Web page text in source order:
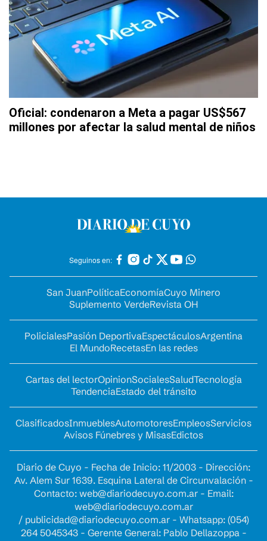
Oficial: condenaron a Meta a pagar US$567
millones por afectar la salud mental de niños
Seguinos en:
San JuanPolíticaEconomíaCuyo Minero
Suplemento VerdeRevista OH
PolicialesPasión DeportivaEspectáculosArgentina
El MundoRecetasEn las redes
Cartas del lectorOpinionSocialesSaludTecnología
TendenciaEstado del tránsito
ClasificadosInmueblesAutomotoresEmpleosServicios
Avisos Fúnebres y MisasEdictos
Diario de Cuyo - Fecha de Inicio: 11/2003 - Dirección:
Av. Alem Sur 1639. Esquina Lateral de Circunvalación -
Contacto: web@diariodecuyo.com.ar- Email:
web@diariodecuyo.com.ar
/ publicidad@diariodecuyo.com.ar- Whatsapp: (054)
264 5045343 - Gerente General: Pablo Dellazoppa -